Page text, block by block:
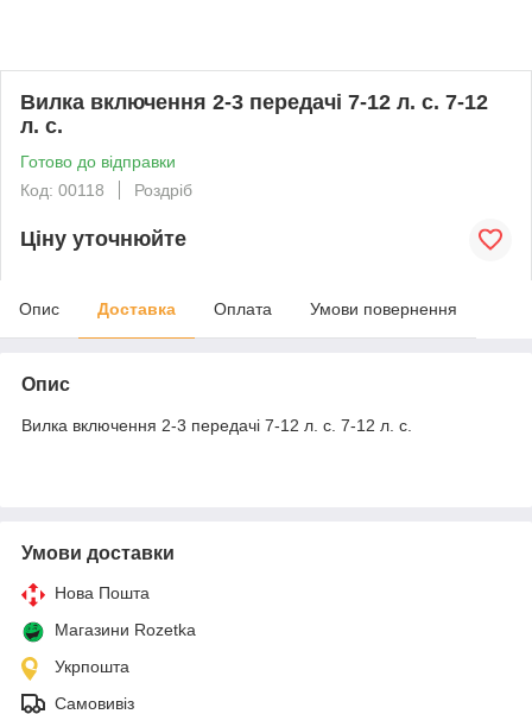
Вилка включення 2-3 передачі 7-12 л. с. 7-12
л. с.
Готово до відправки
Код: 00118
Роздріб
Ціну уточнюйте
Опис Доставка Оплата Умови повернення
Опис
Вилка включення 2-3 передачі 7-12 л. с. 7-12 л. с.
Умови доставки
Нова Пошта
Магазини Rozetka
Укрпошта
Самовивіз